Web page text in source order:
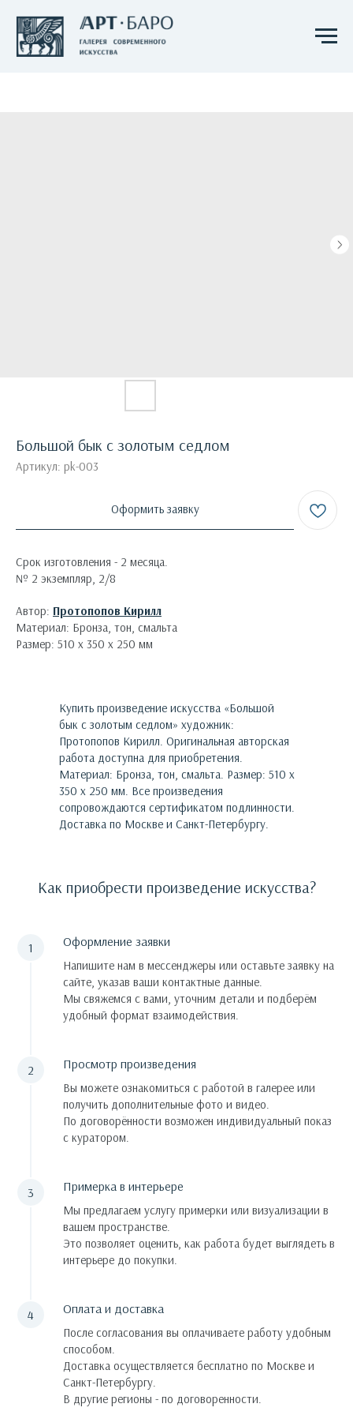
Большой бык с золотым седлом
Артикул: pk-003
Оформить заявку
Срок изготовления - 2 месяца.
№ 2 экземпляр, 2/8
Автор: Протопопов Кирилл
Материал: Бронза, тон, смальта
Размер: 510 х 350 х 250 мм
Купить произведение искусства «Большой
бык с золотым седлом» художник:
Протопопов Кирилл . Оригинальная авторская
работа доступна для приобретения.
Материал: Бронза, тон, смальта. Размер: 510 х
350 х 250 мм. Все произведения
сопровождаются сертификатом подлинности.
Доставка по Москве и Санкт-Петербургу.
Как приобрести произведение искусства?
Оформление заявки
Напишите нам в мессенджеры или оставьте заявку на
сайте, указав ваши контактные данные.
Мы свяжемся с вами, уточним детали и подберём
удобный формат взаимодействия.
Просмотр произведения
Вы можете ознакомиться с работой в галерее или
получить дополнительные фото и видео.
По договорённости возможен индивидуальный показ
с куратором.
Примерка в интерьере
Мы предлагаем услугу примерки или визуализации в
вашем пространстве.
Это позволяет оценить, как работа будет выглядеть в
интерьере до покупки.
Оплата и доставка
После согласования вы оплачиваете работу удобным
способом.
Доставка осуществляется бесплатно по Москве и
Санкт-Петербургу.
В другие регионы - по договоренности.